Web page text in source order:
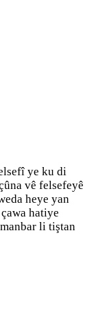
ye ku di
vê felsefeyê
heye yan
hatiye
li tiştan